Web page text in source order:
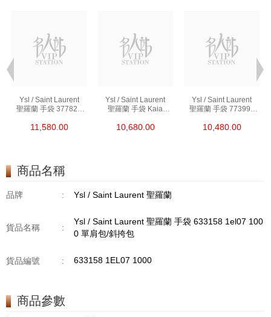
Ysl / Saint Laurent
聖羅蘭 手袋 377828
斜挎包
11,580.00
Ysl / Saint Laurent
聖羅蘭 手袋 Kaia
單肩包/斜挎包
10,680.00
Ysl / Saint Laurent
聖羅蘭 手袋 773995
斜挎包/手提包
10,480.00
商品名稱
品牌 : Ysl / Saint Laurent 聖羅蘭
貨品名稱 :
Ysl / Saint Laurent 聖羅蘭 手袋 633158 1el07 100
0 單肩包/斜挎包
貨品編號 : 633158 1EL07 1000
商品參數